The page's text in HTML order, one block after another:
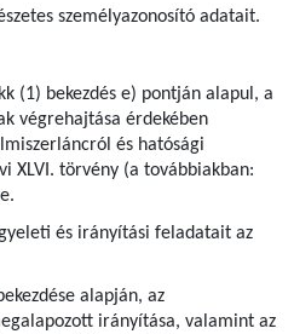
személyazonosító adatait.
(1) bekezdés e) pontján alapul, a
végrehajtása érdekében
és hatósági
XLVI. törvény (a továbbiakban:
és irányítási feladatait az
alapján, az
irányítása, valamint az